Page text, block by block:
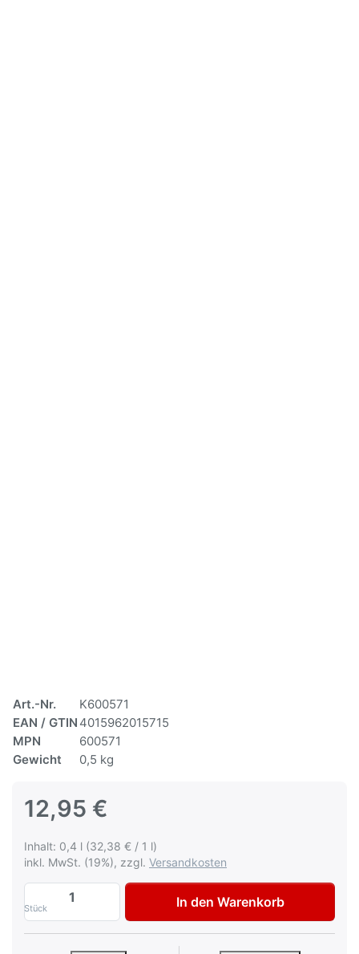
Art.-Nr.
K600571
EAN / GTIN 4015962015715
MPN
600571
Gewicht
0,5 kg
12,95 €
Inhalt: 0,4 l (32,38 € / 1 l)
inkl. MwSt. (19%), zzgl. Versandkosten
Stück
Autolack Toyota 1C7 Silver met
In den Warenkorb